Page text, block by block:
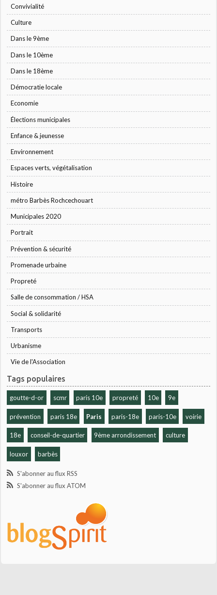
Convivialité
Culture
Dans le 9ème
Dans le 10ème
Dans le 18ème
Démocratie locale
Economie
Élections municipales
Enfance & jeunesse
Environnement
Espaces verts, végétalisation
Histoire
métro Barbès Rochcechouart
Municipales 2020
Portrait
Prévention & sécurité
Promenade urbaine
Propreté
Salle de consommation / HSA
Social & solidarité
Transports
Urbanisme
Vie de l'Association
Tags populaires
goutte-d-or scmr paris 10e propreté 10e 9e
prévention paris 18e Paris paris-18e paris-10e voirie
18e conseil-de-quartier 9ème arrondissement culture
louxor barbès
S'abonner au flux RSS
S'abonner au flux ATOM